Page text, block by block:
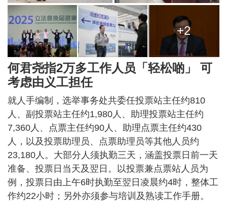
+2
何君尧指2万多工作人员「轻松啲」 可
考虑由义工担任
就人手编制，选举事务处共委任投票站主任约810
人、副投票站主任约1,980人、助理投票站主任约
7,360人、点票主任约90人、助理点票主任约430
人，以及投票助理员、点票助理员等其他人员约
23,180人。大部分人须执勤三天，涵盖投票日前一天
准备、投票日当天及翌日。以投票兼点票站人员为
例，投票日由上午6时执勤至翌日凌晨约4时，整体工
作约22小时；另外亦须参与培训及熟读工作手册。